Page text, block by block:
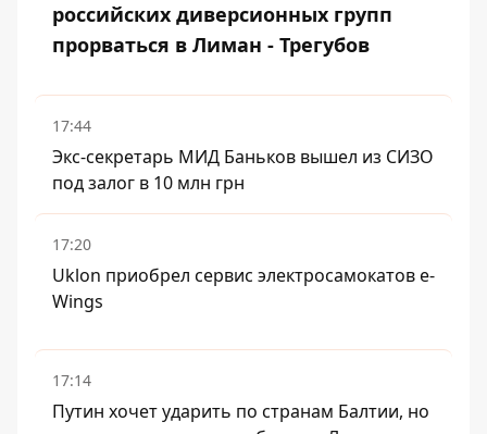
российских диверсионных групп
прорваться в Лиман - Трегубов
17:44
Экс-секретарь МИД Баньков вышел из СИЗО
под залог в 10 млн грн
17:20
Uklon приобрел сервис электросамокатов e-
Wings
17:14
Путин хочет ударить по странам Балтии, но